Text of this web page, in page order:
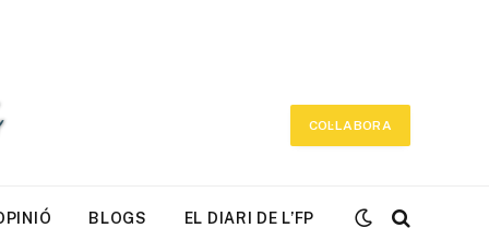
COL·LABORA
BLOGS EL DIARI DE L’FP